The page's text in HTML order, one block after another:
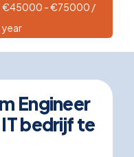
€45000 - €75000 /
year
Engineer
bedrijf te